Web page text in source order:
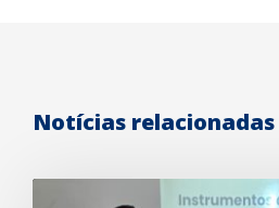
Notícias relacionadas